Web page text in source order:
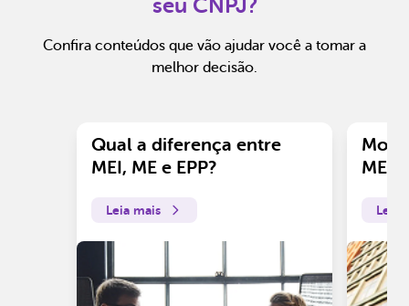
seu CNPJ?
Confira conteúdos que vão ajudar você a tomar a
melhor decisão.
Qual a diferença entre
MEI, ME e EPP?
Leia mais
ME?
Leia